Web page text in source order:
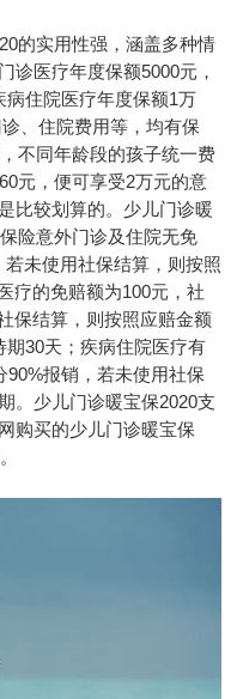
实用性强，涵盖多种情
诊医疗年度保额5000元，
住院医疗年度保额1万
、住院费用等，均有保
不同年龄段的孩子统一费
元，便可享受2万元的意
比较划算的。少儿门诊暖
险意外门诊及住院无免
未使用社保结算，则按照
疗的免赔额为100元，社
保结算，则按照应赔金额
期30天；疾病住院医疗有
90%报销，若未使用社保
。少儿门诊暖宝保2020支
购买的少儿门诊暖宝保